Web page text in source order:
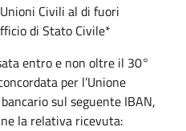
Civili al di fuori
di Stato Civile*
entro e non oltre il 30°
per l’Unione
sul seguente IBAN,
la relativa ricevuta: